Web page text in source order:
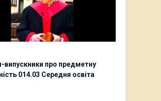
випускники про предметну
014.03 Середня освіта